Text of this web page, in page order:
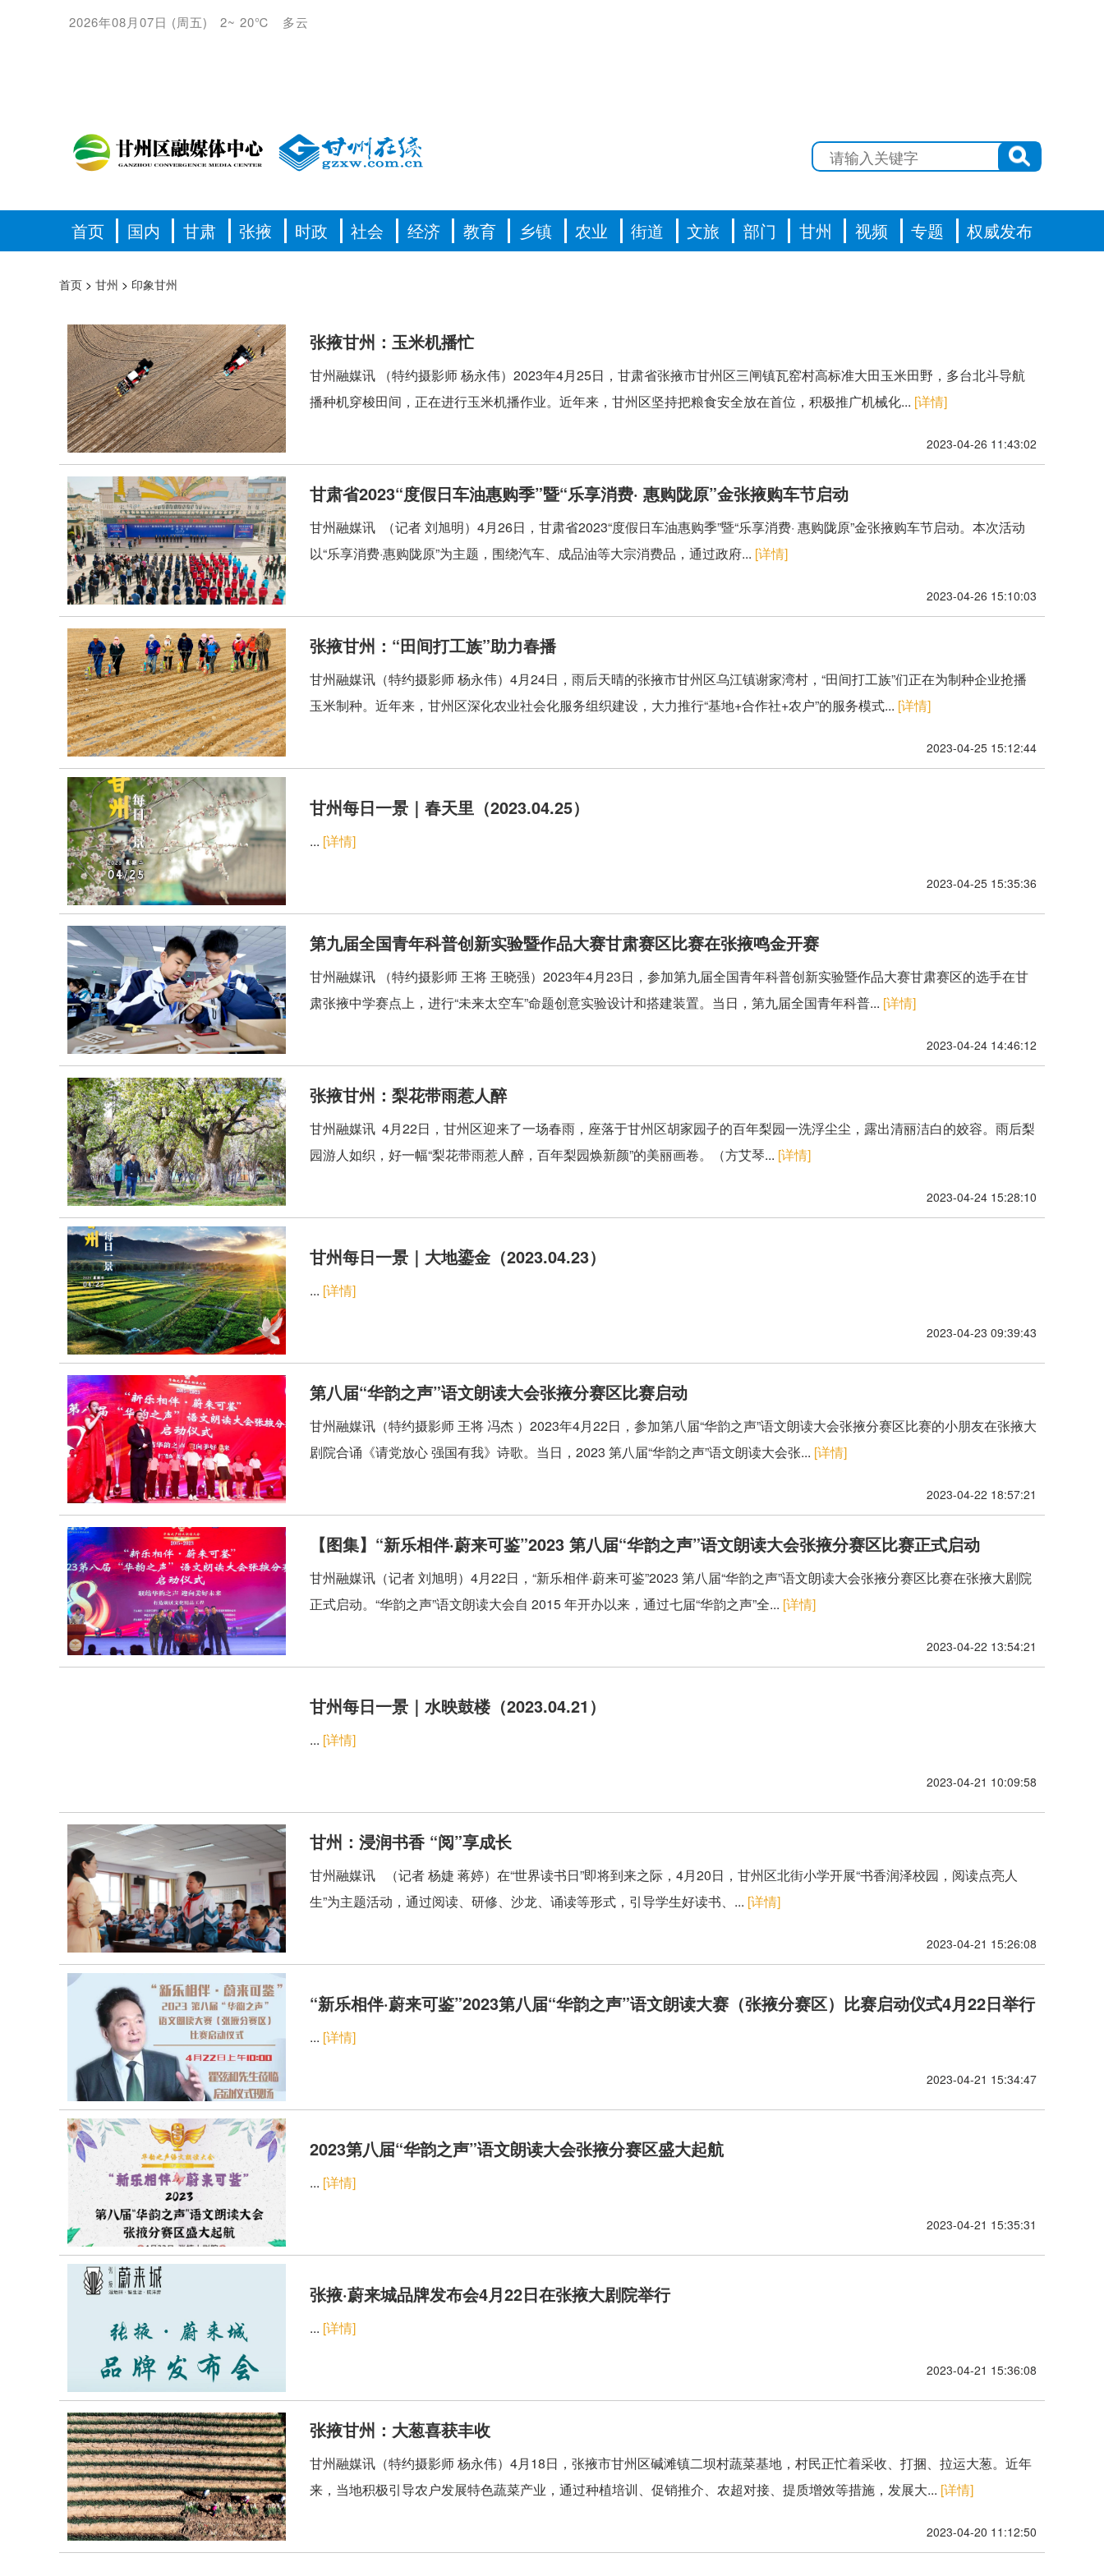
2026年08月07日 (周五) 2~ 20℃ 多云
首页 国内 甘肃 张掖 时政 社会 经济 教育 乡镇 农业 街道 文旅 部门 甘州 视频 专题 权威发布
首页 > 甘州 > 印象甘州
张掖甘州：玉米机播忙
甘州融媒讯 （特约摄影师 杨永伟）2023年4月25日，甘肃省张掖市甘州区三闸镇瓦窑村高标准大田玉米田野，多台北斗导航
播种机穿梭田间，正在进行玉米机播作业。近年来，甘州区坚持把粮食安全放在首位，积极推广机械化... [详情]
2023-04-26 11:43:02
甘肃省2023“度假日车油惠购季”暨“乐享消费· 惠购陇原”金张掖购车节启动
甘州融媒讯 （记者 刘旭明）4月26日，甘肃省2023“度假日车油惠购季”暨“乐享消费· 惠购陇原”金张掖购车节启动。本次活动
以“乐享消费·惠购陇原”为主题，围绕汽车、成品油等大宗消费品，通过政府... [详情]
2023-04-26 15:10:03
张掖甘州：“田间打工族”助力春播
甘州融媒讯（特约摄影师 杨永伟）4月24日，雨后天晴的张掖市甘州区乌江镇谢家湾村，“田间打工族”们正在为制种企业抢播
玉米制种。近年来，甘州区深化农业社会化服务组织建设，大力推行“基地+合作社+农户”的服务模式... [详情]
2023-04-25 15:12:44
甘州每日一景｜春天里（2023.04.25）
... [详情]
2023-04-25 15:35:36
第九届全国青年科普创新实验暨作品大赛甘肃赛区比赛在张掖鸣金开赛
甘州融媒讯 （特约摄影师 王将 王晓强）2023年4月23日，参加第九届全国青年科普创新实验暨作品大赛甘肃赛区的选手在甘
肃张掖中学赛点上，进行“未来太空车”命题创意实验设计和搭建装置。当日，第九届全国青年科普... [详情]
2023-04-24 14:46:12
张掖甘州：梨花带雨惹人醉
甘州融媒讯 4月22日，甘州区迎来了一场春雨，座落于甘州区胡家园子的百年梨园一洗浮尘尘，露出清丽洁白的姣容。雨后梨
园游人如织，好一幅“梨花带雨惹人醉，百年梨园焕新颜”的美丽画卷。（方艾琴... [详情]
2023-04-24 15:28:10
甘州每日一景｜大地鎏金（2023.04.23）
... [详情]
2023-04-23 09:39:43
第八届“华韵之声”语文朗读大会张掖分赛区比赛启动
甘州融媒讯（特约摄影师 王将 冯杰 ）2023年4月22日，参加第八届“华韵之声”语文朗读大会张掖分赛区比赛的小朋友在张掖大
剧院合诵《请党放心 强国有我》诗歌。当日，2023 第八届“华韵之声”语文朗读大会张... [详情]
2023-04-22 18:57:21
【图集】“新乐相伴·蔚来可鉴”2023 第八届“华韵之声”语文朗读大会张掖分赛区比赛正式启动
甘州融媒讯（记者 刘旭明）4月22日，“新乐相伴·蔚来可鉴”2023 第八届“华韵之声”语文朗读大会张掖分赛区比赛在张掖大剧院
正式启动。“华韵之声”语文朗读大会自 2015 年开办以来，通过七届“华韵之声”全... [详情]
2023-04-22 13:54:21
甘州每日一景｜水映鼓楼（2023.04.21）
... [详情]
2023-04-21 10:09:58
甘州：浸润书香 “阅”享成长
甘州融媒讯 （记者 杨婕 蒋婷）在“世界读书日”即将到来之际，4月20日，甘州区北街小学开展“书香润泽校园，阅读点亮人
生”为主题活动，通过阅读、研修、沙龙、诵读等形式，引导学生好读书、... [详情]
2023-04-21 15:26:08
“新乐相伴·蔚来可鉴”2023第八届“华韵之声”语文朗读大赛（张掖分赛区）比赛启动仪式4月22日举行
... [详情]
2023-04-21 15:34:47
2023第八届“华韵之声”语文朗读大会张掖分赛区盛大起航
... [详情]
2023-04-21 15:35:31
张掖·蔚来城品牌发布会4月22日在张掖大剧院举行
... [详情]
2023-04-21 15:36:08
张掖甘州：大葱喜获丰收
甘州融媒讯（特约摄影师 杨永伟）4月18日，张掖市甘州区碱滩镇二坝村蔬菜基地，村民正忙着采收、打捆、拉运大葱。近年
来，当地积极引导农户发展特色蔬菜产业，通过种植培训、促销推介、农超对接、提质增效等措施，发展大... [详情]
2023-04-20 11:12:50